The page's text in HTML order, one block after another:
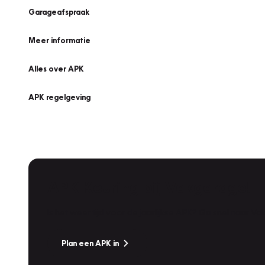
Garageafspraak
Meer informatie
Alles over APK
APK regelgeving
Plan een APK in